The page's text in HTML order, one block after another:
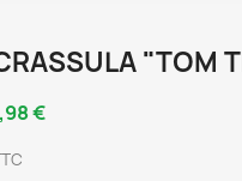
"TOM
€